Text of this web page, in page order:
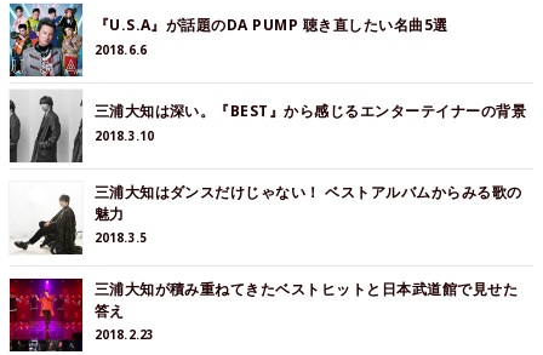
『U.S.A』が話題のDA PUMP 聴き直したい名曲5選
2018.6.6
三浦大知は深い。『BEST』から感じるエンターテイナーの背景
2018.3.10
三浦大知はダンスだけじゃない！ ベストアルバムからみる歌の
魅力
2018.3.5
三浦大知が積み重ねてきたベストヒットと日本武道館で見せた
答え
2018.2.23